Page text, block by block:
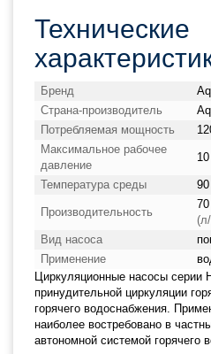
Технические
Бренд
Страна-производитель
Потребляемая мощность
Максимальное рабочее
давление
Температура среды
Производительность
Вид насоса
Применение
Циркуляционные насосы серии
принудительной циркуляции
горячего водоснабжения.
наиболее востребовано в
автономной системой горячего